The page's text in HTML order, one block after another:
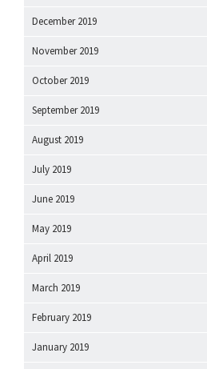
December 2019
November 2019
October 2019
September 2019
August 2019
July 2019
June 2019
May 2019
April 2019
March 2019
February 2019
January 2019